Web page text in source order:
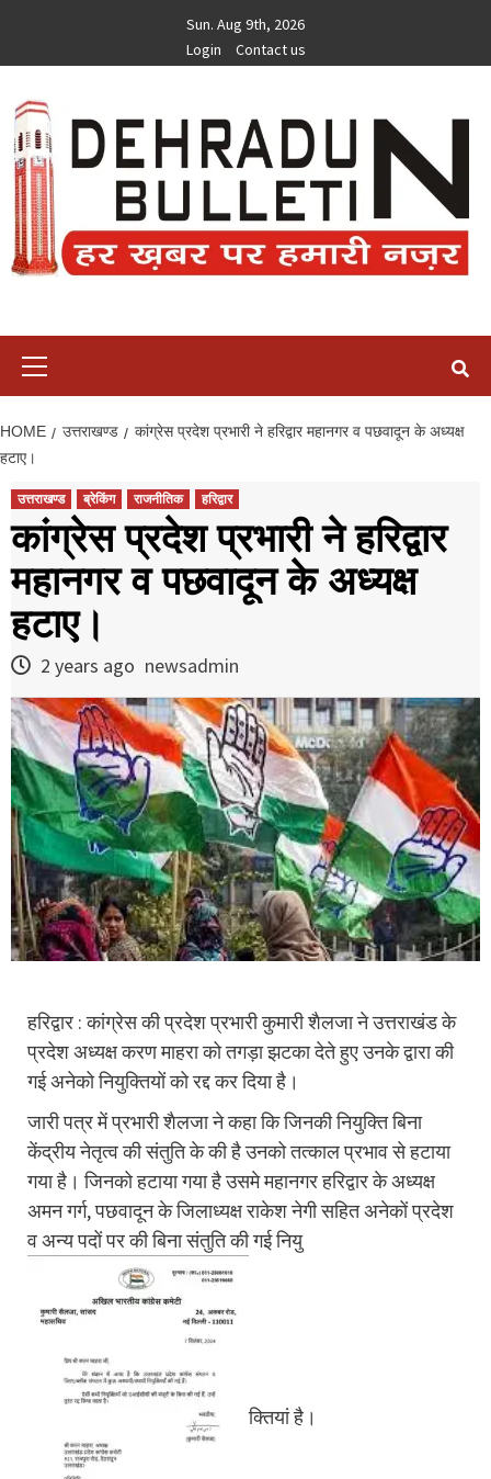
content
Sun. Aug 9th, 2026
Login
Contact us
HOME उत्तराखण्ड
कांग्रेस प्रदेश प्रभारी ने हरिद्वार महानगर व पछवादून के अध्यक्ष
हटाए।
उत्तराखण्ड ब्रेकिंग राजनीतिक हरिद्वार
कांग्रेस प्रदेश प्रभारी ने हरिद्वार
महानगर व पछवादून के अध्यक्ष
हटाए।
2 years ago newsadmin
हरिद्वार : कांग्रेस की प्रदेश प्रभारी कुमारी शैलजा ने उत्तराखंड के
प्रदेश अध्यक्ष करण माहरा को तगड़ा झटका देते हुए उनके द्वारा की
गई अनेको नियुक्तियों को रद्द कर दिया है।
जारी पत्र में प्रभारी शैलजा ने कहा कि जिनकी नियुक्ति बिना
केंद्रीय नेतृत्व की संतुति के की है उनको तत्काल प्रभाव से हटाया
गया है। जिनको हटाया गया है उसमे महानगर हरिद्वार के अध्यक्ष
अमन गर्ग, पछवादून के जिलाध्यक्ष राकेश नेगी सहित अनेकों प्रदेश
व अन्य पदों पर की बिना संतुति की गई नियु
क्तियां है।